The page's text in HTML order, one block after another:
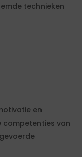
technieken
en
van